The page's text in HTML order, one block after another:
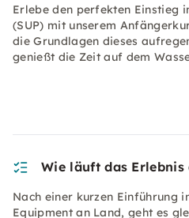
Erlebe den perfekten Einstieg
(SUP) mit unserem
die Grundlagen dieses
genießt die Zeit auf dem
Wie läuft das Erlebnis
Nach einer kurzen Einführung
Equipment an Land, geht es